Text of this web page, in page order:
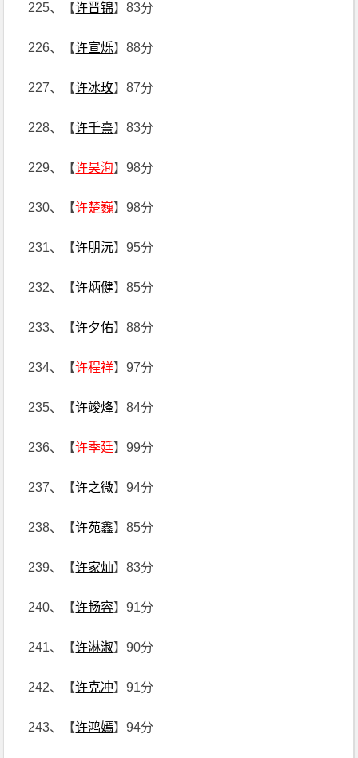
225、【许晋锦】83分
226、【许宣烁】88分
227、【许冰玫】87分
228、【许千熹】83分
229、【许昊洵】98分
230、【许楚巍】98分
231、【许朋沅】95分
232、【许炳健】85分
233、【许夕佑】88分
234、【许程祥】97分
235、【许竣烽】84分
236、【许季廷】99分
237、【许之微】94分
238、【许苑鑫】85分
239、【许家灿】83分
240、【许畅容】91分
241、【许淋淑】90分
242、【许克冲】91分
243、【许鸿嫣】94分